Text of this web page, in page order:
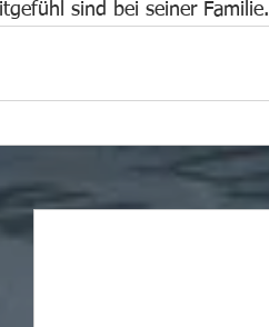
sind bei seiner Familie.